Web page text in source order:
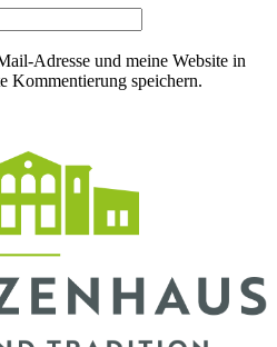
Adresse und meine Website in
Kommentierung speichern.